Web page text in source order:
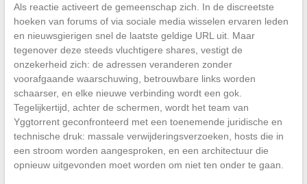
Als reactie activeert de gemeenschap zich. In de discreetste
hoeken van forums of via sociale media wisselen ervaren leden
en nieuwsgierigen snel de laatste geldige URL uit. Maar
tegenover deze steeds vluchtigere shares, vestigt de
onzekerheid zich: de adressen veranderen zonder
voorafgaande waarschuwing, betrouwbare links worden
schaarser, en elke nieuwe verbinding wordt een gok.
Tegelijkertijd, achter de schermen, wordt het team van
Yggtorrent geconfronteerd met een toenemende juridische en
technische druk: massale verwijderingsverzoeken, hosts die in
een stroom worden aangesproken, en een architectuur die
opnieuw uitgevonden moet worden om niet ten onder te gaan.